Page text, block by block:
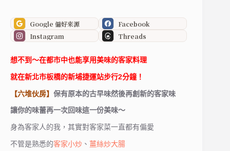
Google 偏好來源
Facebook
Instagram
Threads
想不到～在都市中也能享用美味的客家料理
就在新北市板橋的新埔捷運站步行2分鐘！
【六堆伙房】 保有原本的古早味然後再創新的客家味
讓你的味蕾再一次回味這一份美味～
身為客家人的我，其實對客家菜一直都有偏愛
不管是熟悉的客家小炒 、 薑絲炒大腸